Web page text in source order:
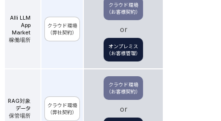
Alli LLM
App
Market
稼働場所
クラウド環境
（弊社契約）
クラウド環境
（お客様契約）
or
オンプレミス
（お客様管理）
RAG対象
データ
保管場所
クラウド環境
（弊社契約）
クラウド環境
（お客様契約）
or